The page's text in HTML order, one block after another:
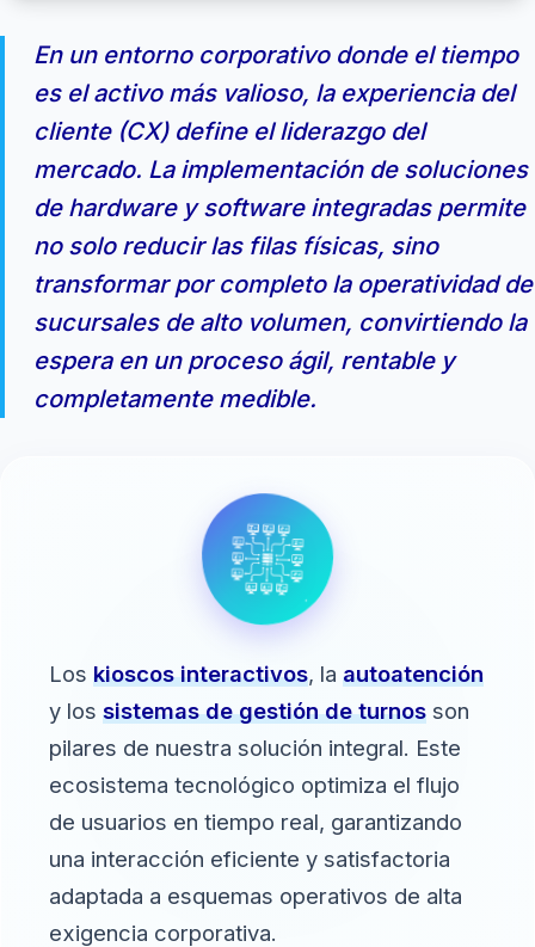
En un entorno corporativo donde el tiempo
es el activo más valioso, la experiencia del
cliente (CX) define el liderazgo del
mercado. La implementación de soluciones
de hardware y software integradas permite
no solo reducir las filas físicas, sino
transformar por completo la operatividad de
sucursales de alto volumen, convirtiendo la
espera en un proceso ágil, rentable y
completamente medible.
Los kioscos interactivos, la autoatención
y los sistemas de gestión de turnos son
pilares de nuestra solución integral. Este
ecosistema tecnológico optimiza el flujo
de usuarios en tiempo real, garantizando
una interacción eficiente y satisfactoria
adaptada a esquemas operativos de alta
exigencia corporativa.